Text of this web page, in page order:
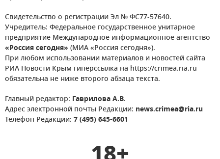
Свидетельство о регистрации Эл № ФС77-57640.
Учредитель: Федеральное государственное унитарное
предприятие Международное информационное агентство
«Россия сегодня» (МИА «Россия сегодня»).
При любом использовании материалов и новостей сайта
РИА Новости Крым гиперссылка на https://crimea.ria.ru
обязательна не ниже второго абзаца текста.
Главный редактор: Гаврилова А.В.
Адрес электронной почты Редакции: news.crimea@ria.ru
Телефон Редакции: 7 (495) 645-6601